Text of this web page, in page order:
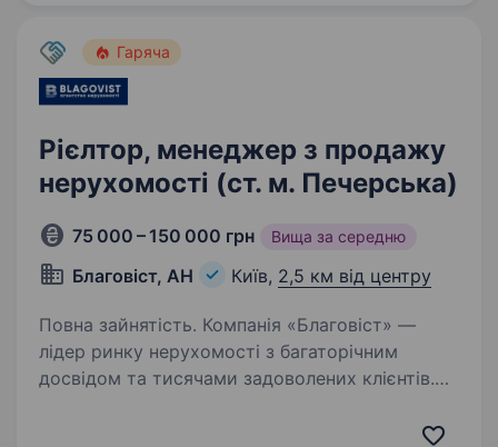
Гаряча
Рієлтор, менеджер з продажу
нерухомості (ст. м. Печерська)
75 000 – 150 000 грн Вища за середню
Благовіст, АН Київ, 2,5 км від центру
Повна зайнятість. Компанія «Благовіст» —
лідер ринку нерухомості з багаторічним
досвідом та тисячами задоволених клієнтів.